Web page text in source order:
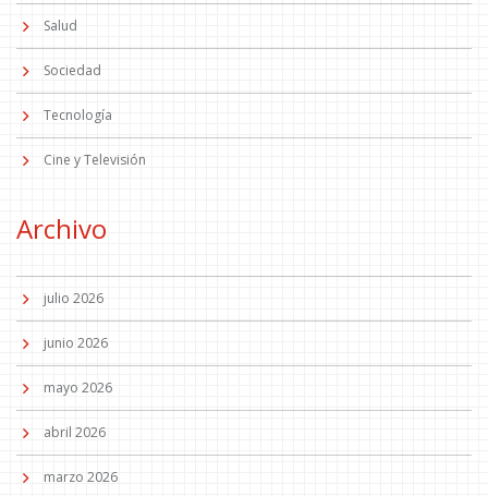
Salud
Sociedad
Tecnología
Cine y Televisión
Archivo
julio 2026
junio 2026
mayo 2026
abril 2026
marzo 2026